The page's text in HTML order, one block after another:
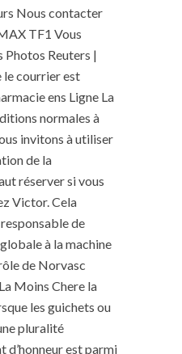
Nous contacter
TF1 Vous
Photos Reuters |
le courrier est
ens Ligne La
normales à
invitons à utiliser
de la
réserver si vous
Victor. Cela
de
à la machine
de Norvasc
Moins Chere la
les guichets ou
pluralité
d’honneur est parmi